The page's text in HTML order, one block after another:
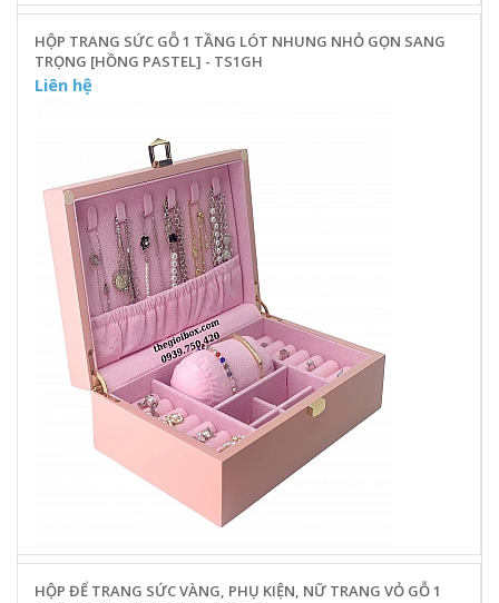
HỘP TRANG SỨC GỖ 1 TẦNG LÓT NHUNG NHỎ GỌN SANG
TRỌNG [HỒNG PASTEL] - TS1GH
Liên hệ
HỘP ĐỂ TRANG SỨC VÀNG, PHỤ KIỆN, NỮ TRANG VỎ GỖ 1